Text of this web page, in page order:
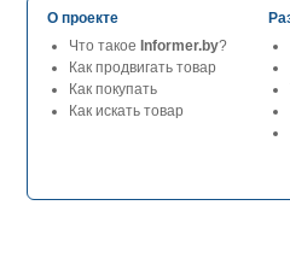
О проекте
Что такое Informer.by?
Как продвигать товар
Как покупать
Как искать товар